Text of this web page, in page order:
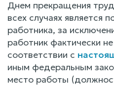
Днем прекращения
всех случаях является
работника, за
работник фактически
соответствии с
иным федеральным
место работы